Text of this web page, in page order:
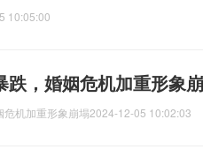
10:05:00
跌，婚姻危机加重形象
机加重形象崩塌2024-12-05 10:02:03